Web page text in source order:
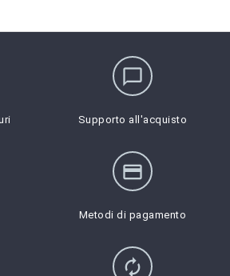
chat_bubble_outline
Supporto all'acquisto
credit_card
Metodi di pagamento
autorenew